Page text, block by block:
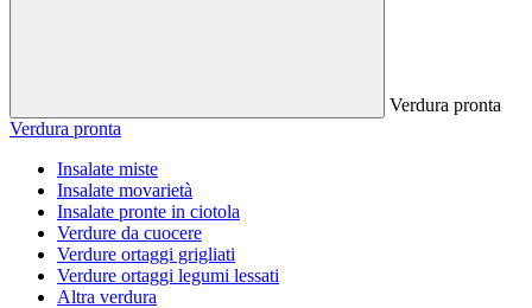
Verdura pronta
Verdura pronta
Insalate miste
Insalate movarietà
Insalate pronte in ciotola
Verdure da cuocere
Verdure ortaggi grigliati
Verdure ortaggi legumi lessati
Altra verdura